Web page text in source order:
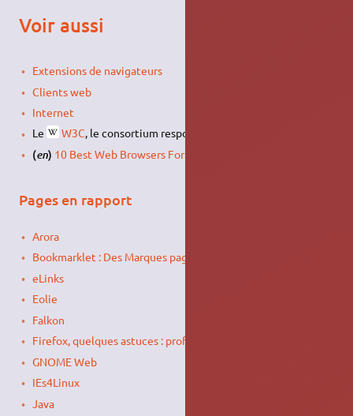
Voir aussi
Extensions de navigateurs
Clients web
Internet
Le
W3C, le consortium responsable des normes du
(en) 10 Best Web Browsers For Linux
Pages en rapport
Arora
Bookmarklet : Des Marques pages Scriptés
eLinks
Eolie
Falkon
Firefox, quelques astuces : profil, installation, lanceurs…
GNOME Web
IEs4Linux
Java